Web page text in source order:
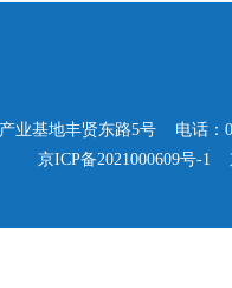
业基地丰贤东路5号 电话：
京ICP备2021000609号-1